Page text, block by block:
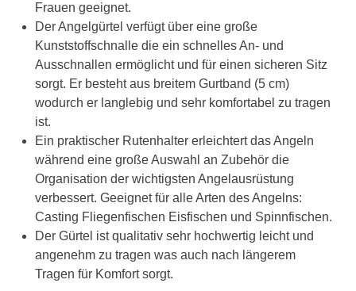
Frauen geeignet.
Der Angelgürtel verfügt über eine große
Kunststoffschnalle die ein schnelles An- und
Ausschnallen ermöglicht und für einen sicheren Sitz
sorgt. Er besteht aus breitem Gurtband (5 cm)
wodurch er langlebig und sehr komfortabel zu tragen
ist.
Ein praktischer Rutenhalter erleichtert das Angeln
während eine große Auswahl an Zubehör die
Organisation der wichtigsten Angelausrüstung
verbessert. Geeignet für alle Arten des Angelns:
Casting Fliegenfischen Eisfischen und Spinnfischen.
Der Gürtel ist qualitativ sehr hochwertig leicht und
angenehm zu tragen was auch nach längerem
Tragen für Komfort sorgt.